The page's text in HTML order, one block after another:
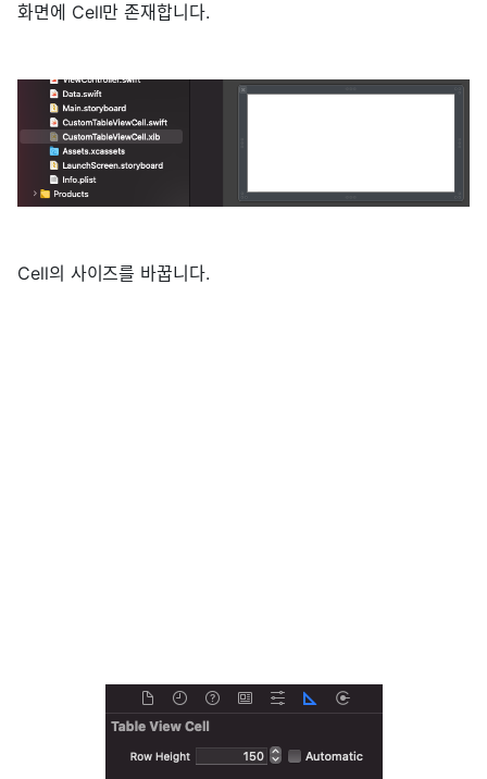
화면에 Cell만 존재합니다.
Cell의 사이즈를 바꿉니다.